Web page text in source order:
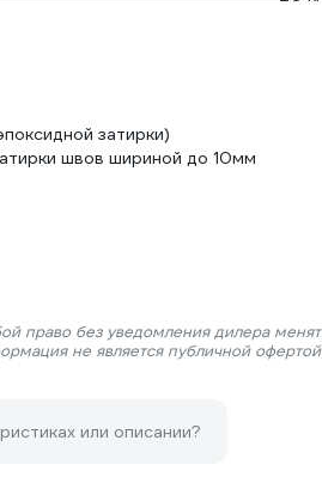
затирки)
швов шириной до 10мм
право без уведомления дилера
не является публичной офертой
или описании?